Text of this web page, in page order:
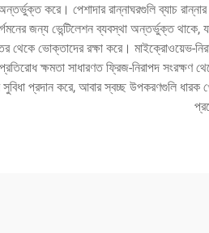
করে। পেশাদার রান্নাঘরগুলি ব্যাচ
জন্য ভেন্টিলেশন ব্যবস্থা অন্তর্ভুক্ত
থেকে ভোক্তাদের রক্ষা করে। মাইক্রোওয়েভ-
ক্ষমতা সাধারণত ফ্রিজ-নিরাপদ
সুবিধা প্রদান করে, আবার স্বচ্ছ উপকরণগুলি